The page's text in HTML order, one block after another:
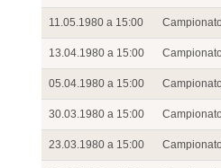
11.05.1980 a 15:00
13.04.1980 a 15:00
05.04.1980 a 15:00
30.03.1980 a 15:00
23.03.1980 a 15:00